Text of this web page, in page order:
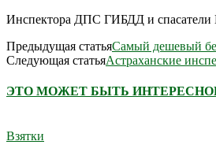
Инспектора ДПС ГИБДД и спасатели
Предыдущая статьяСамый дешевый
Следующая статьяАстраханские
ЭТО МОЖЕТ БЫТЬ ИНТЕРЕСНО
Взятки